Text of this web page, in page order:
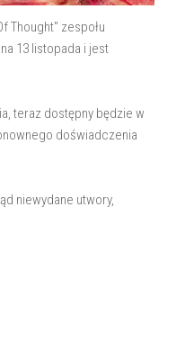
Thought" zespołu
13 listopada i jest
teraz dostępny będzie w
doświadczenia
niewydane utwory,